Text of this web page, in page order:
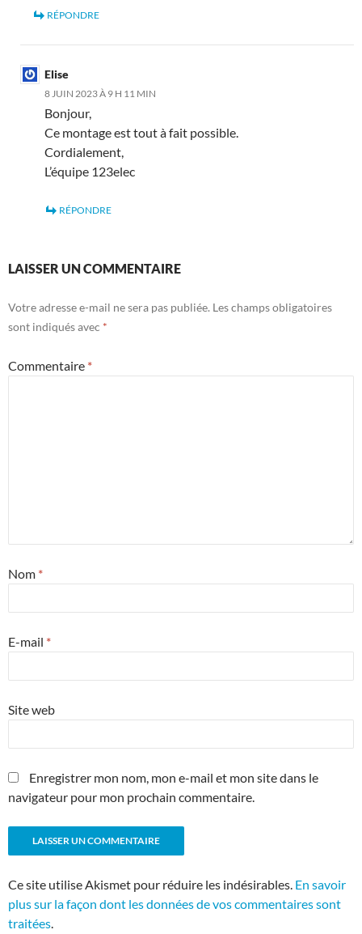
RÉPONDRE
Elise
8 JUIN 2023 À 9 H 11 MIN
Bonjour,
Ce montage est tout à fait possible.
Cordialement,
L’équipe 123elec
RÉPONDRE
LAISSER UN COMMENTAIRE
Votre adresse e-mail ne sera pas publiée. Les champs obligatoires
sont indiqués avec *
Commentaire *
Nom *
E-mail *
Site web
Enregistrer mon nom, mon e-mail et mon site dans le
navigateur pour mon prochain commentaire.
Ce site utilise Akismet pour réduire les indésirables. En savoir
plus sur la façon dont les données de vos commentaires sont
traitées.